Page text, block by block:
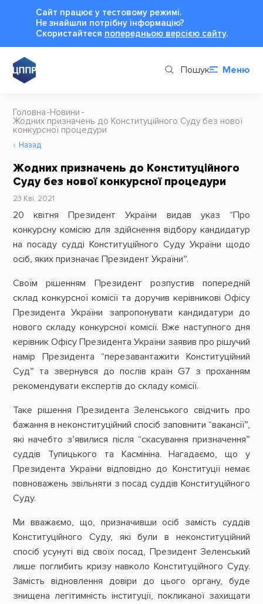
Сайт працює у тестовому режимі.
Не знайшли потрібну інформацію?
Cкористайтеся попередньою версією сайту.
Пошук Меню
Головна Новини
Жодних призначень до Конституційного Суду без нової
конкурсної процедури
Назад
Жодних призначень до Конституційного
Суду без нової конкурсної процедури
23 Кві, 2021
20 квітня Президент України видав указ “Про
конкурсну комісію для здійснення відбору кандидатур
на посаду судді Конституційного Суду України щодо
осіб, яких призначає Президент України”.
Своїм рішенням Президент розпустив попередній
склад конкурсної комісії та доручив керівникові Офісу
Президента України запропонувати кандидатури до
нового складу конкурсної комісії. Вже наступного дня
керівник Офісу Президента України заявив про рішучий
намір Президента “перезавантажити Конституційний
Суд” та звернувся до послів країн G7 з проханням
рекомендувати експертів до складу комісії.
Таке рішення Президента Зеленського свідчить про
бажання в неконституційний спосіб заповнити “вакансії”,
які начебто з’явилися після “скасування призначення”
суддів Тупицького та Касмініна. Нагадаємо, що у
Президента України відповідно до Конституції немає
повноважень звільняти з посад суддів Конституційного
Суду.
Ми вважаємо, що, призначивши осіб замість суддів
Конституційного Суду, які були в неконституційний
спосіб усунуті від своїх посад, Президент Зеленський
лише поглибить кризу навколо Конституційного Суду.
Замість відновлення довіри до цього органу, буде
знищена легітимність інституції, покликаної захищати